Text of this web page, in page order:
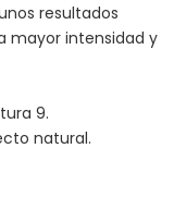
resultados
mayor intensidad y
9.
natural.